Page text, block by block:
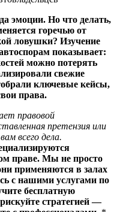
эмоции. Но что делать,
горечью от
ловушки? Изучение
показывает:
можно потерять
свежие
ключевые кейсы,
права.
правовой
претензия или
всего дела.
праве. Мы не просто
применяются в залах
с нашими услугами по
бесплатную
стратегией —